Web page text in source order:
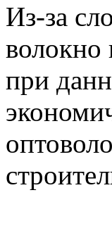
Из-за
волокно
при